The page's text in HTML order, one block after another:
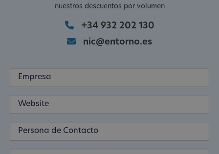
nuestros descuentos por volumen
+34 932 202 130
nic@entorno.es